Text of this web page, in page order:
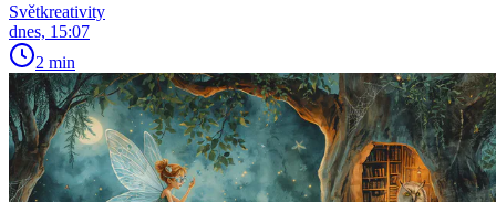
Světkreativity
dnes, 15:07
2 min